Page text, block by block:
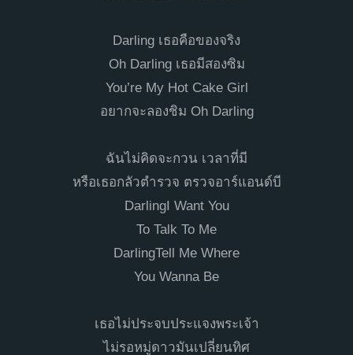
Darling เธอคือของจริง
Oh Darling เธอมีสองซิม
You’re My Hot Cake Girl
อยากจะลองชิม Oh Darling
ฉันไม่คิดจะกวน เวลาที่มี
หรือเธอกลัวตำรวจ ตรวจอาร์แอนด์บี
DarlingI Want You
To Talk To Me
DarlingTell Me Where
You Wanna Be
เธอไม่ประจบประแจงพระเจ้า
ไม่รอหมู่ดาวมันเปลี่ยนทิศ